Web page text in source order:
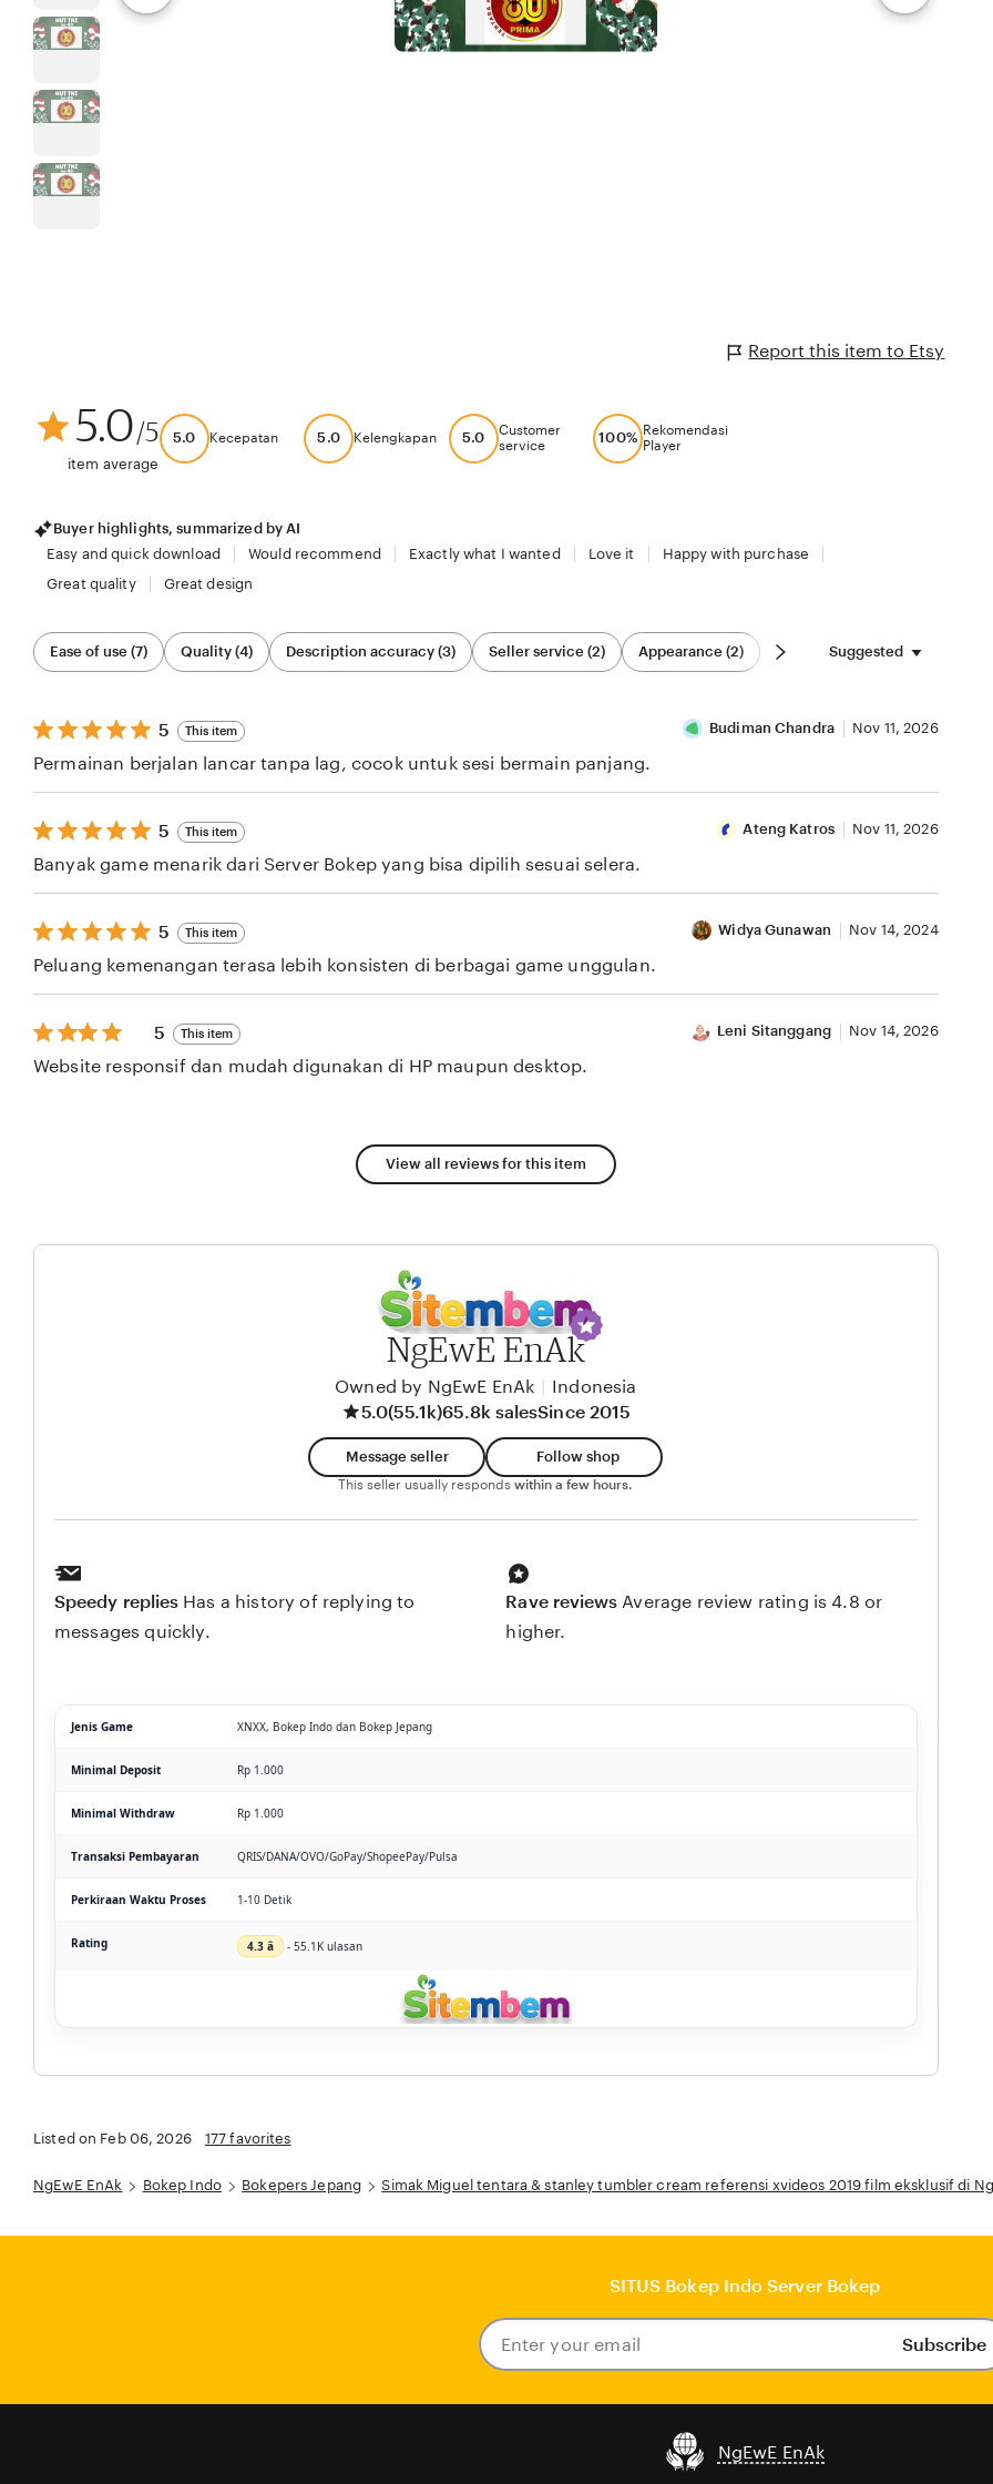
Report this item to Etsy
5.0/5
item average
5.0 Kecepatan 5.0 Kelengkapan 5.0
Customer
service
100% Rekomendasi
Player
Buyer highlights, summarized by AI
Easy and quick download
Would recommend Exactly what I wanted Love it
Happy with purchase
Great quality
Great design
Filter
by
category
Ease of use (7) Quality (4) Description accuracy (3) Seller service (2) Appearance (2) Suggested
5
out
of
5 This item Budiman Chandra Nov 11, 2026
Permainan berjalan lancar tanpa lag, cocok untuk sesi bermain panjang.
5
out
of
5 This item Ateng Katros Nov 11, 2026
Banyak game menarik dari Server Bokep yang bisa dipilih sesuai selera.
5
out
of
5 This item Widya Gunawan Nov 14, 2024
Peluang kemenangan terasa lebih konsisten di berbagai game unggulan.
5
out
of
5 This item Leni Sitanggang Nov 14, 2026
Website responsif dan mudah digunakan di HP maupun desktop.
View all reviews for this item
NgEwE EnAk
Owned by NgEwE EnAk
Indonesia
5.0(55.1k)65.8k salesSince 2015
Message seller Follow shop
This seller usually respondswithin a few hours.
Speedy replies Has a history of replying to
messages quickly.
Rave reviews Average review rating is 4.8 or
higher.
Jenis Game XNXX, Bokep Indo dan Bokep Jepang
Minimal Deposit Rp 1.000
Minimal Withdraw Rp 1.000
Transaksi Pembayaran QRIS/DANA/OVO/GoPay/ShopeePay/Pulsa
Perkiraan Waktu Proses 1-10 Detik
Rating 4.3 â­ - 55.1K ulasan
Listed on Feb 06, 2026 177 favorites
NgEwE EnAk Bokep Indo Bokepers Jepang Simak Miguel tentara & stanley tumbler cream referensi xvideos 2019 film eksklusif di
SITUS Bokep Indo Server Bokep
Enter
your
Subscribe
NgEwE EnAk